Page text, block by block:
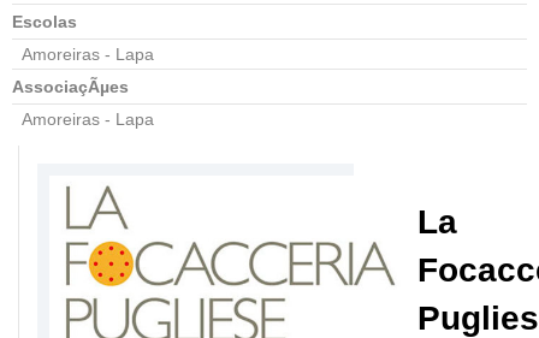
Escolas
Amoreiras - Lapa
AssociaçÃµes
Amoreiras - Lapa
La